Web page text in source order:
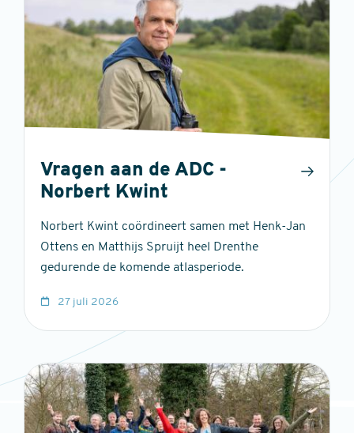
Vragen aan de ADC -
Norbert Kwint
Norbert Kwint coördineert samen met Henk-Jan
Ottens en Matthijs Spruijt heel Drenthe
gedurende de komende atlasperiode.
27 juli 2026